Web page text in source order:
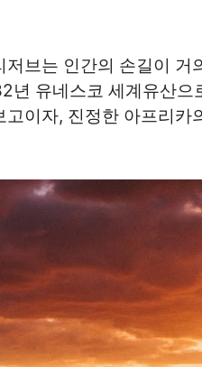
브는 인간의 손길이 거
년 유네스코 세계유산으
이자, 진정한 아프리카